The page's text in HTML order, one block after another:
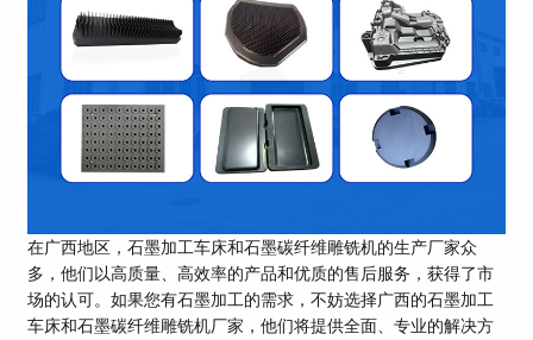
在广西地区，石墨加工车床和石墨碳纤维雕铣机的生产厂家众
多，他们以高质量、高效率的产品和优质的售后服务，获得了市
场的认可。如果您有石墨加工的需求，不妨选择广西的石墨加工
车床和石墨碳纤维雕铣机厂家，他们将提供全面、专业的解决方